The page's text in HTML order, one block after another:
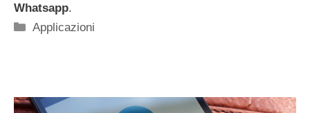
Whatsapp.
Categorie
Applicazioni